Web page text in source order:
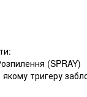
(SPRAY)
тригеру